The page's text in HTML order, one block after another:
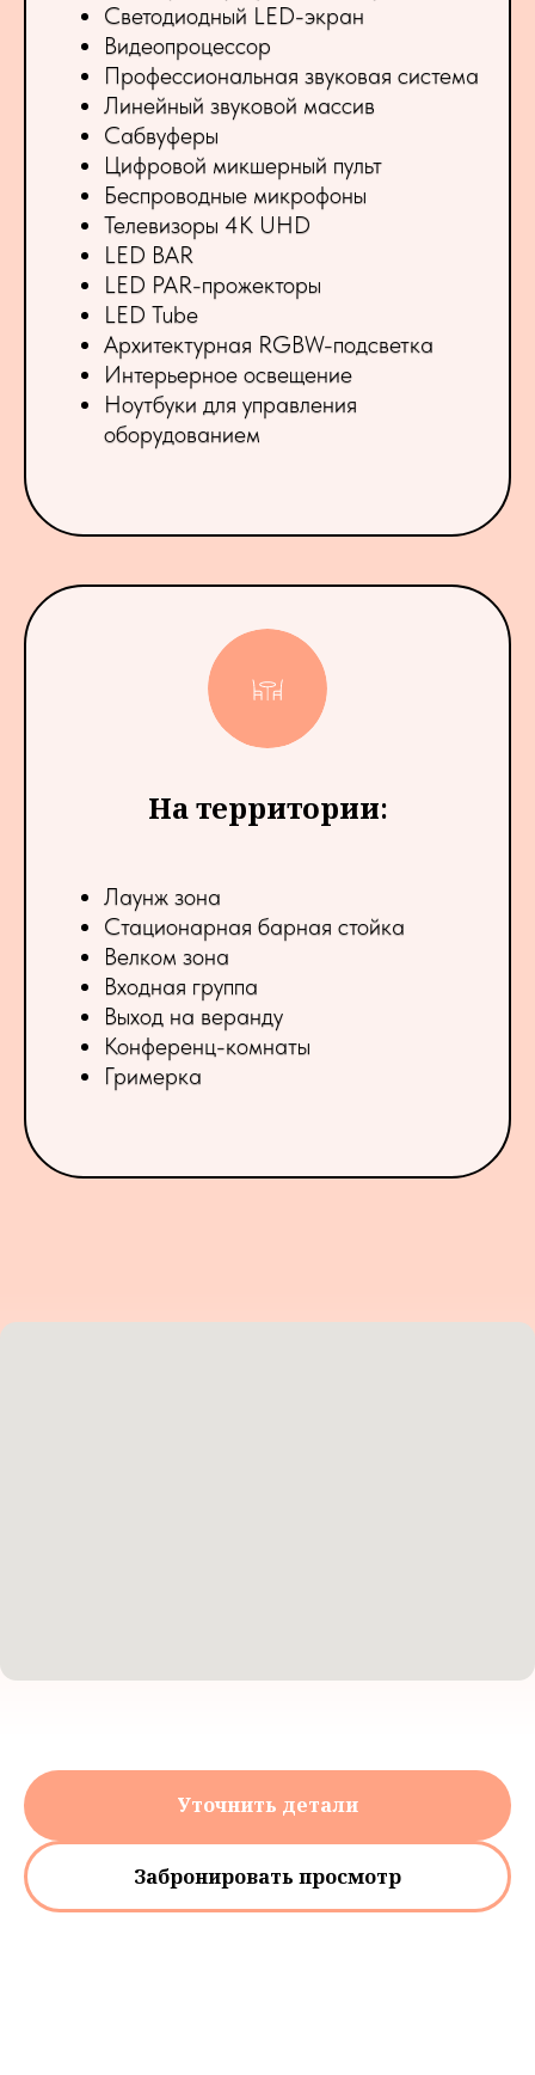
Светодиодный LED-экран
Видеопроцессор
Профессиональная звуковая система
Линейный звуковой массив
Сабвуферы
Цифровой микшерный пульт
Беспроводные микрофоны
Телевизоры 4K UHD
LED BAR
LED PAR-прожекторы
LED Tube
Архитектурная RGBW-подсветка
Интерьерное освещение
Ноутбуки для управления
оборудованием
На территории:
Лаунж зона
Стационарная барная стойка
Велком зона
Входная группа
Выход на веранду
Конференц-комнаты
Гримерка
Уточнить детали
Забронировать просмотр